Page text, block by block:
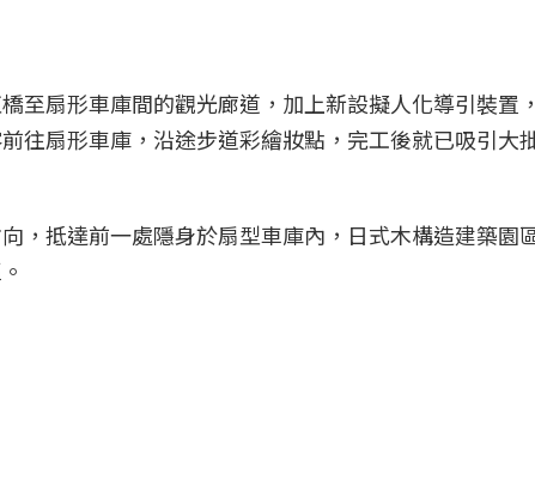
至扇形車庫間的觀光廊道，加上新設擬人化導引裝置
往扇形車庫，沿途步道彩繪妝點，完工後就已吸引大
，抵達前一處隱身於扇型車庫內，日式木構造建築園